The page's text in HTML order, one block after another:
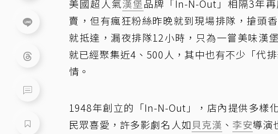
美國超人氣漢堡品牌「In-N-Out」相隔3年
賣，但有瘋狂粉絲昨晚就到現場排隊，搶頭
就抵達，漏夜排隊12小時，只為一嘗美味漢
就已經聚集近4、500人，其中也有不少「代
情。
1948年創立的「In-N-Out」，店內提供多樣
民眾喜愛，許多影劇名人如貝克漢 、 李安導演